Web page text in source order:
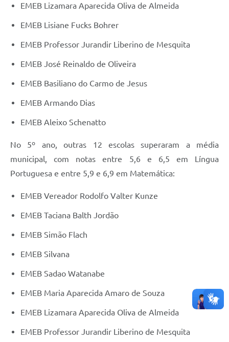
EMEB Lizamara Aparecida Oliva de Almeida
EMEB Lisiane Fucks Bohrer
EMEB Professor Jurandir Liberino de Mesquita
EMEB José Reinaldo de Oliveira
EMEB Basiliano do Carmo de Jesus
EMEB Armando Dias
EMEB Aleixo Schenatto
No 5º ano, outras 12 escolas superaram a média
municipal, com notas entre 5,6 e 6,5 em Língua
Portuguesa e entre 5,9 e 6,9 em Matemática:
EMEB Vereador Rodolfo Valter Kunze
EMEB Taciana Balth Jordão
EMEB Simão Flach
EMEB Silvana
EMEB Sadao Watanabe
EMEB Maria Aparecida Amaro de Souza
EMEB Lizamara Aparecida Oliva de Almeida
EMEB Professor Jurandir Liberino de Mesquita